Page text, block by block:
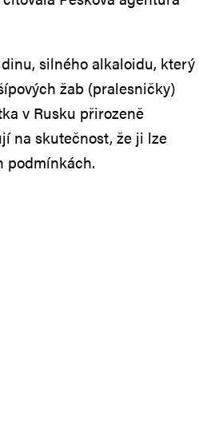
silného alkaloidu, který
žab (pralesničky)
v Rusku přirozeně
na skutečnost, že ji lze
podmínkách.